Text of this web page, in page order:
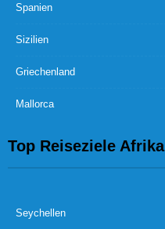
Spanien
Sizilien
Griechenland
Mallorca
Top Reiseziele Afrika
Seychellen